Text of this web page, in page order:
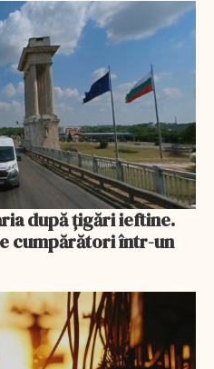
după țigări ieftine.
cumpărători într-un